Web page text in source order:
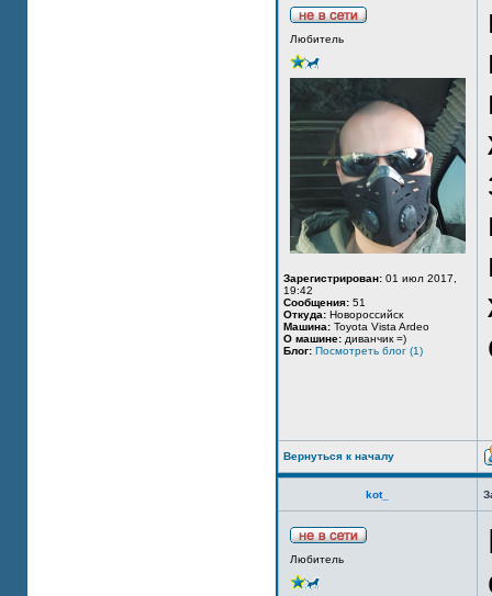
Любитель
Зарегистрирован: 01 июл 2017,
19:42
Сообщения: 51
Откуда: Новороссийск
Машина: Toyota Vista Ardeo
О машине: диванчик =)
Блог: Посмотреть блог (1)
Вернуться к началу
kot_
Любитель